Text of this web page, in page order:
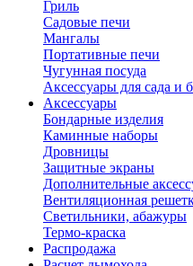
Гриль
Садовые печи
Мангалы
Портативные печи
Чугунная посуда
Аксессуары для сада и
Аксессуары
Бондарные изделия
Каминные наборы
Дровницы
Защитные экраны
Дополнительные
Вентиляционная
Светильники, абажуры
Термо-краска
Распродажа